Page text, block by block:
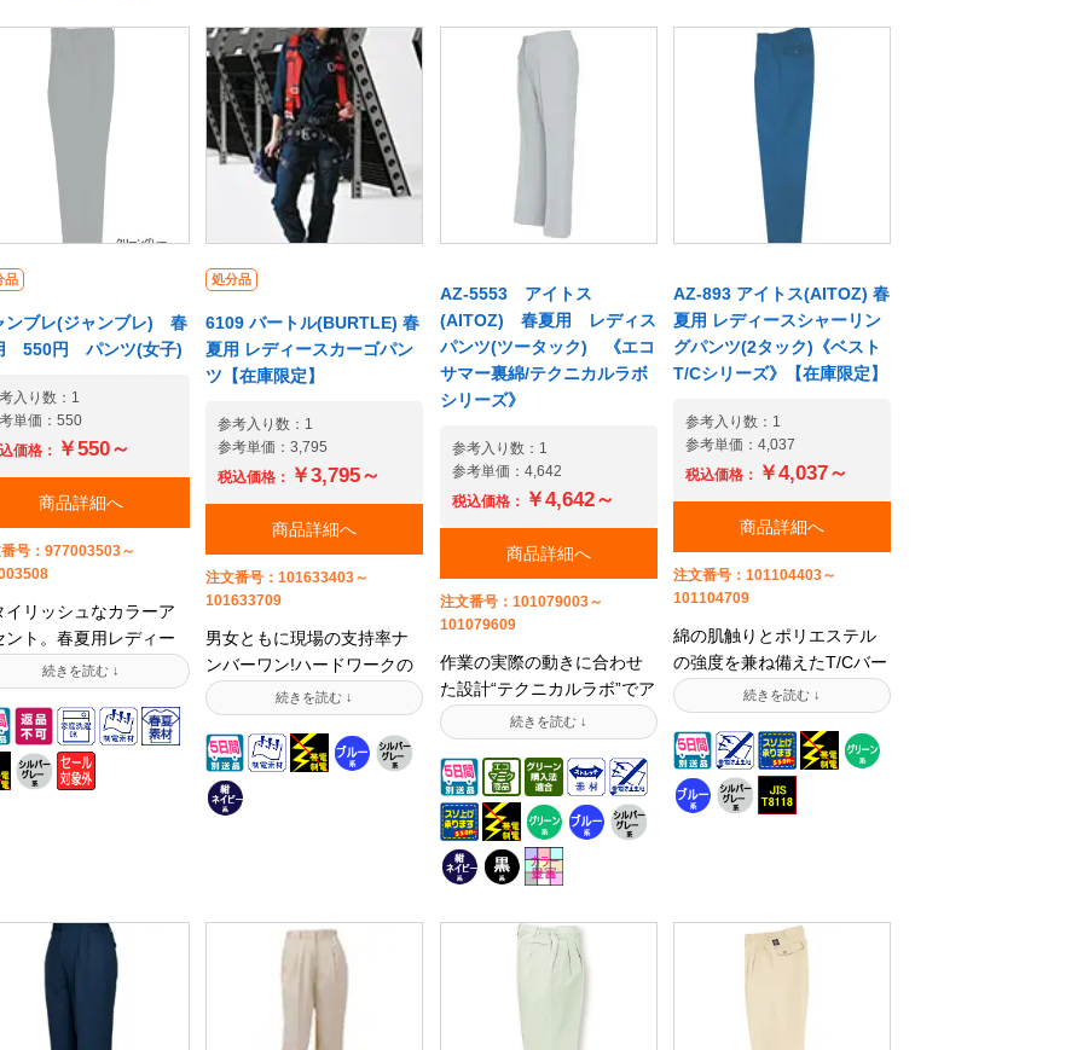
スタイルを生み出し、
にしっかりフィット。
心地を格段にアップし
。丈夫でやわらかく、
してシワは寄りにく
一見真逆な性能を両立
たソフトバーバリー素
立体的な裁断で王道の
スタイルに仕上げた、
の着心地を誇るシリー
すっきり見える、カジ
ルテイストの爽やかな
までどこに出してもサ
なる。センス溢れる
アセンサーソフト」。
ーゴパンツです。右後
は出し入れしやすいポ
トが、また左後ろには
いるので、物が落ちる
がなく安全です。この
ーズの半袖シャツや長
下のコーディネート商
りご確認いただけま
サイズ表示は詳細画像
事が可能です。商品発
着後7日以内でのサイ
換は送料お客様ご負担
可能ですので、お申し
下さい。 【この商品の
すい価格でご案内致しま
す。股下は全サイズ74cm
で、足の長さに合わせて調
節しやすい。下のコーディ
ネート商品より、メンズパ
ンツ、長袖シャツ、長袖・
半袖サマーブルゾンなども
ご確認いただけます。製品
情報詳細は画像下の商品仕
様欄よりご確認いただけま
よりご確認いただけます。
またご購入の際はご希望の
カラーバリエーションを選
一度にカートに入れていた
だく事が可能です。 【この
商品の《秋冬用》商材はこ
[ジャンブレ]レディスパン
ツ 《JBペアワークシリー
ズ》 729 秋冬用 【法人
出し致します
のフレッシュカラーシリー
ズをご利用の事業所様でも
そのまま後継品とカジュア
ルなデザインの共存が出来
ます。男女ペア(男女兼用)の
シリーズです。ボタンやフ
ァスナーはプラスチック製
で物流や引越しの現場で荷
物を傷つけません。ポリエ
電糸入り素材。洗濯後に乾
きやすく、パチパチという
不快な静電気も抑えるので
快適な着心地。丈夫で涼し
い春夏素材をしっかり縫
ビルメンテナンス、工場な
ど様々なシーンで活躍する
業務用レディススラックス
継品ですので、今までのフ
レッシュカラーとは異なる
商品となっております。ご
ズのジャケット/ジャンパー
や、メンズパンツは下記の
コーディネート商品に掲載
の《秋冬用》商材はこちら
からご覧になれます】[ジャ
ンブレ]レディスパンツ
《JBフレッシュカラー秋
冬》 7515 レディースパ
のデジタルカタログはこち
のタックや、大切なものを
傷つけないプラスティック
製のボタンとファスナ、サ
イズ合わせの楽なパンツの
脇ゴムなど、うれしい機能
が満載。帯電防止素材を使
用し、クリーンな生地と、
軽作業から激しい動きにま
で耐えられる本格縫製で、
メンテナンス・工場など、
さまざまなシーンで活躍し
ます。 【この商品の《後継
品》商材はこちらからご覧
ディスパンツ 《JBフレッ
シュカラー春夏》 7412 作
業着/事務服メーカーのデジ
【法人様限定】送料無料で
試着貸出し致します
品
ンブレ(ジャンブレ) 春
550円 パンツ(女子)
入り数：1
単価：550
価格： ￥550～
商品詳細へ
号：977003503～
イリッシュなカラーア
ント。春夏用レディー
ンツ。【在庫処分特価
買い得】男女ペアで企
イメージアップ!男女ペ
秋冬物も同系色で揃え
、爽やかなツートンカ
タンとファスナ、サイ
わせの楽なパンツの脇
など、うれしい機能が
。帯電防止素材を使用
クリーンな生地と、軽
処分品
6109 バートル(BURTLE) 春
夏用 レディースカーゴパン
ツ【在庫限定】
参考入り数：1
参考単価：3,795
税込価格： ￥3,795～
商品詳細へ
注文番号：101633403～
101633709
男女ともに現場の支持率ナ
ンバーワン!ハードワークの
ために生まれた新の機能
服。優れた洗濯耐久性をも
つ日本製T/Cライトチノ素材
を使用。作業着/事務服メー
カーのデジタルカタログは
AZ-5553 アイトス
(AITOZ) 春夏用 レディス
パンツ(ツータック) 《エコ
サマー裏綿/テクニカルラボ
シリーズ》
参考入り数：1
参考単価：4,642
税込価格： ￥4,642～
商品詳細へ
注文番号：101079003～
101079609
作業の実際の動きに合わせ
た設計“テクニカルラボ”でア
クティブな現場に引っ張り
だこのシリーズ。素材情報:
涼感対策はバッチリ! 優れ
た吸汗速乾性能を持つ帝人
の中空断面糸「ウェルキ
ィ」を裏地に採用し、さっ
と汗を吸ってくれます。さ
T8118対応の帯電防止とスト
レッチ性を持たせた、日清
紡・帝人のペットボトル再
生素材「エコペット」を採
用したエコマーク認定品で
AZ-893 アイトス(AITOZ) 春
夏用 レディースシャーリン
グパンツ(2タック)《ベスト
T/Cシリーズ》【在庫限定】
参考入り数：1
参考単価：4,037
税込価格： ￥4,037～
商品詳細へ
注文番号：101104403～
101104709
綿の肌触りとポリエステル
の強度を兼ね備えたT/Cバー
バリー。JIS-T-8118適合。
ワーキングウェアとして、
事務所のワーキングユニフ
ォーム・軽作業から、現場
の仕事着として使える女性
らへ【法人様限定】送料無
料で試着貸出し致します